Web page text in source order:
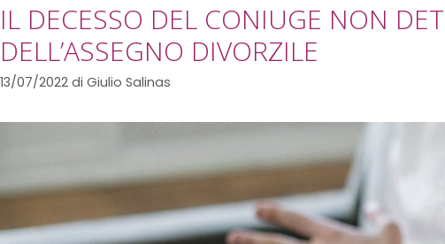
IL DECESSO DEL CONIUGE NON
DELL’ASSEGNO DIVORZILE
13/07/2022 di Giulio Salinas